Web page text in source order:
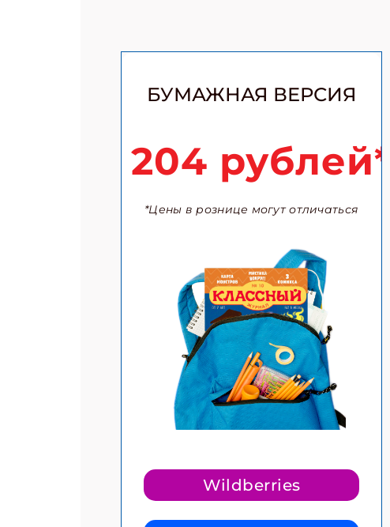
БУМАЖНАЯ ВЕРСИЯ
204 рублей*
*Цены в рознице могут отличаться
Wildberries